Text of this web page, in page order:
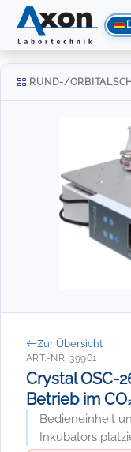
RUND-/
Zur Übersicht
ART.-NR. 39961
Crystal OSC-
Betrieb im
Bedieneinheit
Inkubators